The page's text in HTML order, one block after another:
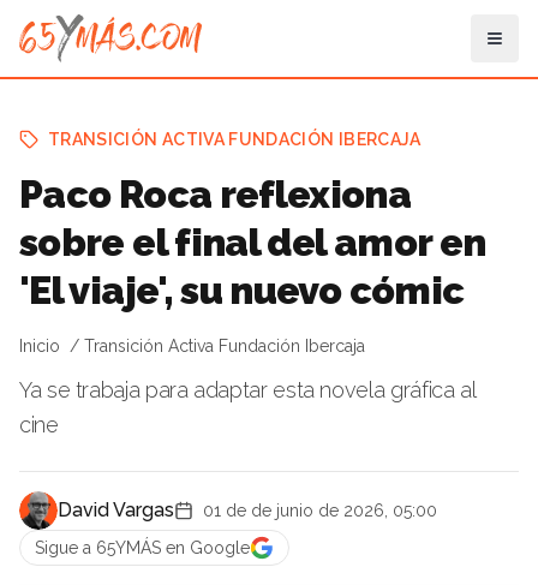
TRANSICIÓN ACTIVA FUNDACIÓN IBERCAJA
Paco Roca reflexiona
sobre el final del amor en
'El viaje', su nuevo cómic
Inicio Transición Activa Fundación Ibercaja
Ya se trabaja para adaptar esta novela gráfica al
cine
David Vargas
01 de de junio de 2026, 05:00
Sigue a 65YMÁS en Google